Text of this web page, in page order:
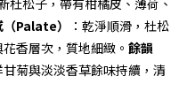
杜松子，帶有柑橘皮、薄荷、
（Palate）
：乾淨順滑，杜松
香層次，質地細緻。 餘韻
甘菊與淡淡香草餘味持續，清